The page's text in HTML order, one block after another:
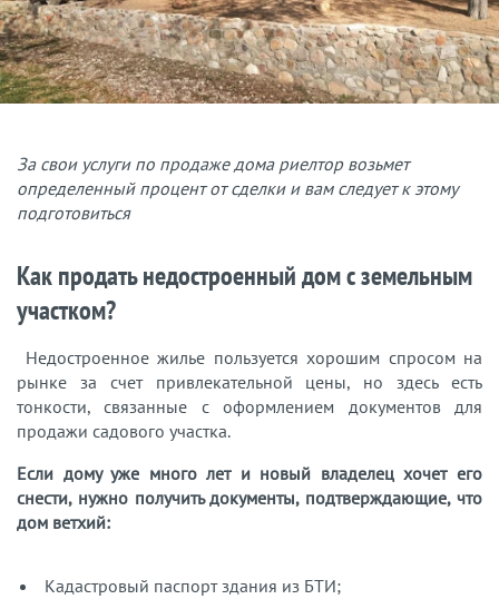
За свои услуги по продаже дома риелтор возьмет
определенный процент от сделки и вам следует к этому
подготовиться
Как продать недостроенный дом с земельным
участком?
Недостроенное жилье пользуется хорошим спросом на
рынке за счет привлекательной цены, но здесь есть
тонкости, связанные с оформлением документов для
продажи садового участка.
Если дому уже много лет и новый владелец хочет его
снести, нужно получить документы, подтверждающие, что
дом ветхий:
Кадастровый паспорт здания из БТИ;